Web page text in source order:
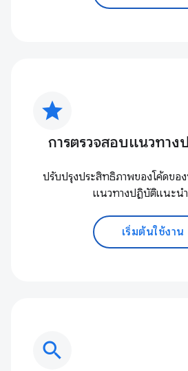
star
การตรวจสอบแนวทา
ปรับปรุงประสิทธิภาพของโค้ดของ
แนวทางปฏิบัติแนะนำ
เริ่มต้นใช้งาน
search